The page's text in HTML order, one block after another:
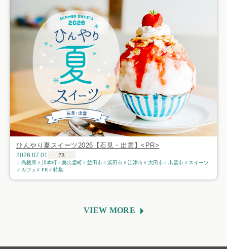
ひんやり夏スイーツ2026【石見・出雲】<PR>
2026.07.01
PR
島根県
川本町 奥出雲町 益田市 浜田市 江津市 大田市 出雲市
スイーツ
カフェ
PR 特集
VIEW MORE